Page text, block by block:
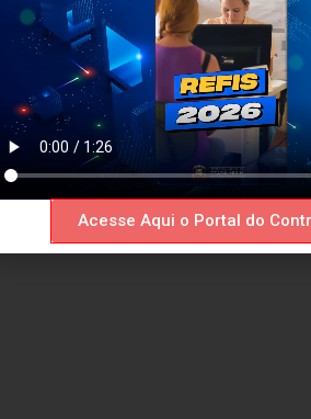
Criado com pela Renovar Web
Acesse Aqui o Portal do